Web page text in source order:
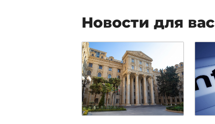
Новости для вас